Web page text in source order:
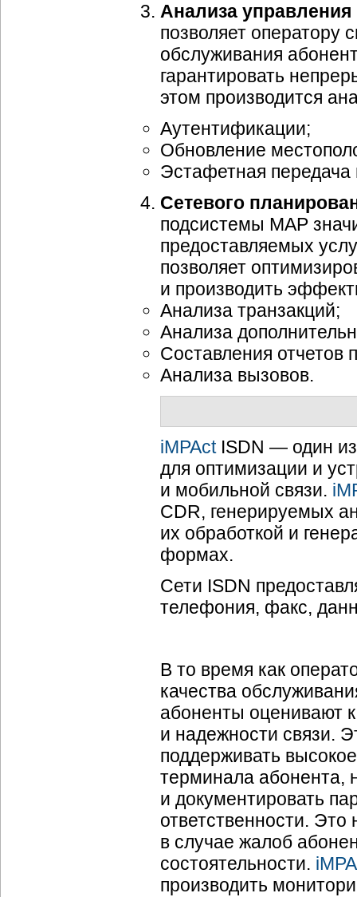
Анализа
позволяет оператору
обслуживания
гарантировать
этом производится
Аутентификации;
Обновление
Эстафетная
Сетевого
подсистемы МАР
предоставляемых
позволяет
и производить
Анализа транзакций;
Анализа
Составления
Анализа вызовов.
iMPActISDN — один из
для оптимизации и
и мобильной связи.
CDR, генерируемых
их обработкой и
формах.
Сети ISDN
телефония, факс,
В то время как
качества
абоненты оценивают
и надежности связи.
поддерживать
терминала абонента,
и документировать
ответственности.
в случае жалоб
состоятельности.
производить